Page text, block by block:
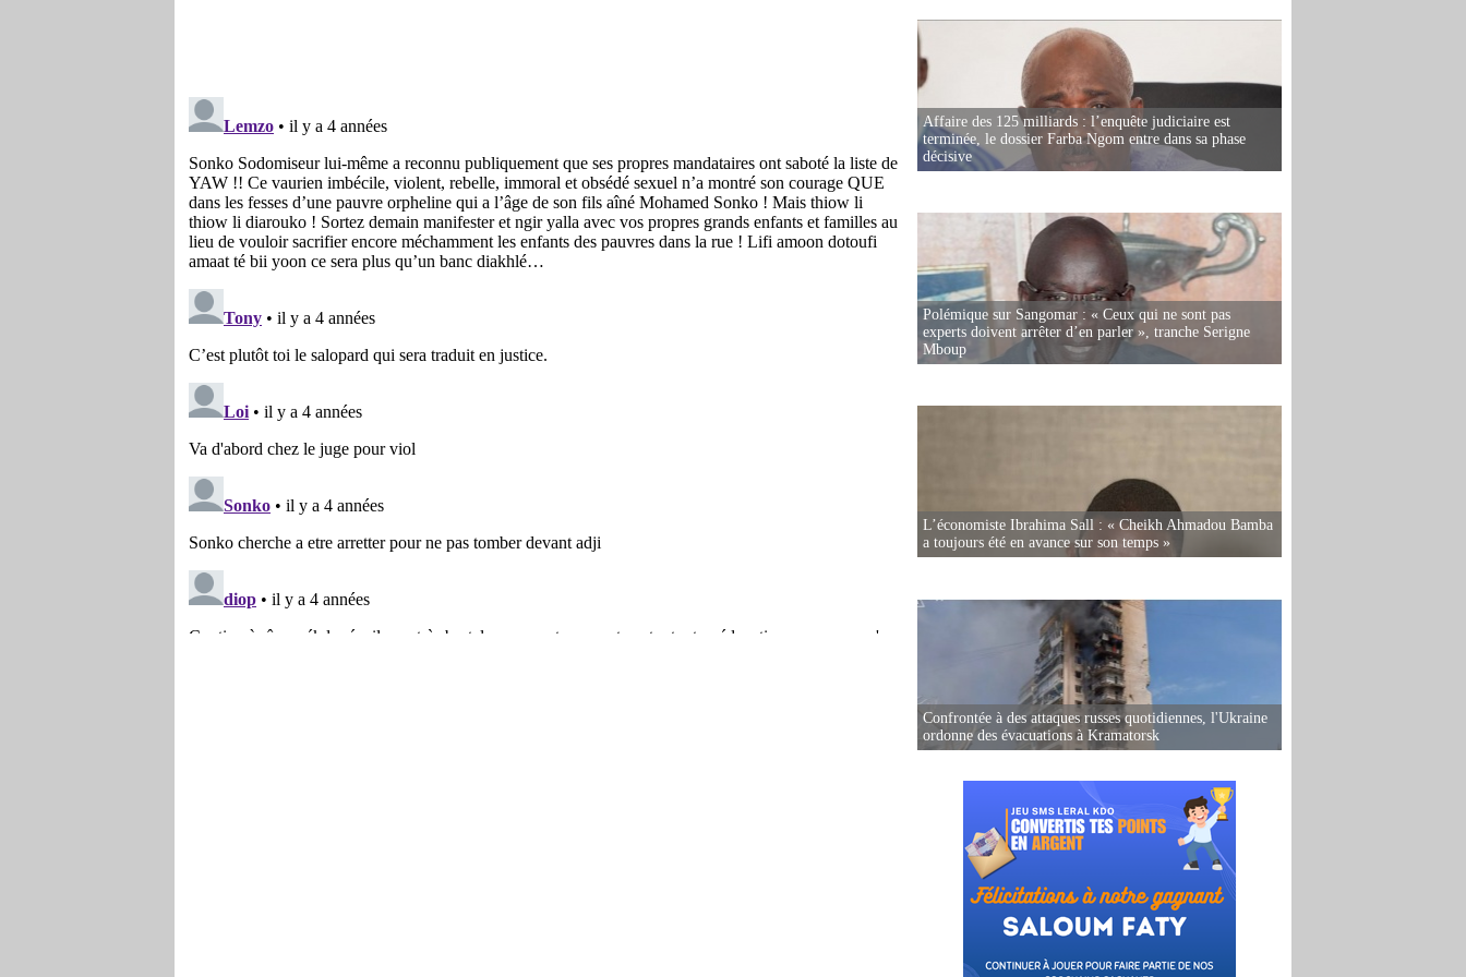
Affaire des 125 milliards : l’enquête judiciaire est
terminée, le dossier Farba Ngom entre dans sa phase
décisive
Polémique sur Sangomar : « Ceux qui ne sont pas
experts doivent arrêter d’en parler », tranche Serigne
Mboup
L’économiste Ibrahima Sall : « Cheikh Ahmadou Bamba
a toujours été en avance sur son temps »
Confrontée à des attaques russes quotidiennes, l'Ukraine
ordonne des évacuations à Kramatorsk